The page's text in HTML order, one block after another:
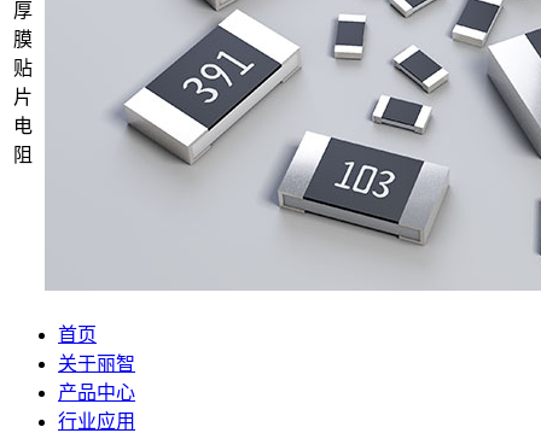
厚
膜
贴
片
电
阻
首页
关于丽智
产品中心
行业应用